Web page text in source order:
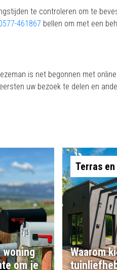
te controleren om te
461867 bellen om met een
is net begonnen met
uw bezoek te delen en
woning
om je
Terras
Waarom